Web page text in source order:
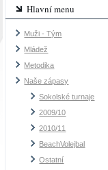
Hlavní menu
Muži - Tým
Mládež
Metodika
Naše zápasy
Sokolské turnaje
2009/10
2010/11
BeachVolejbal
Ostatní